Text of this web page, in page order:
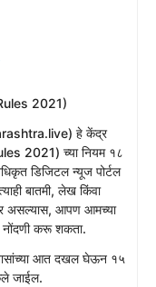
2021)
हे केंद्र
2021) च्या नियम १८
डिजिटल न्यूज पोर्टल
बातमी, लेख किंवा
असल्यास, आपण आमच्या
नोंदणी करू शकता.
आत दखल घेऊन १५
जाईल.